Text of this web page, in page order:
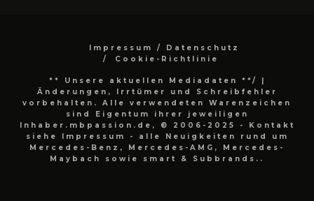
Impressum / Datenschutz
Cookie-Richtlinie
** Unsere aktuellen Mediadaten **/
|
Änderungen, Irrtümer und Schreibfehler
vorbehalten. Alle verwendeten Warenzeichen
sind Eigentum ihrer jeweiligen
Inhaber.mbpassion.de, © 2006-2025 - Kontakt
siehe Impressum - alle Neuigkeiten rund um
Mercedes-Benz, Mercedes-AMG, Mercedes-
Maybach sowie smart & Subbrands..